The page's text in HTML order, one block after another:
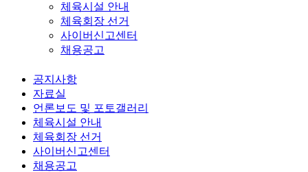
체육시설 안내
체육회장 선거
사이버신고센터
채용공고
공지사항
자료실
언론보도 및 포토갤러리
체육시설 안내
체육회장 선거
사이버신고센터
채용공고